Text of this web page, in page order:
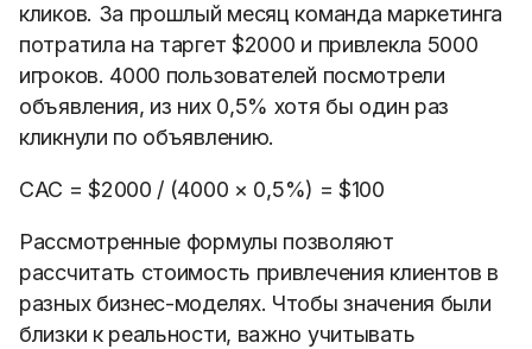
кликов. За прошлый месяц команда маркетинга
потратила на таргет $2000 и привлекла 5000
игроков. 4000 пользователей посмотрели
объявления, из них 0,5% хотя бы один раз
кликнули по объявлению.
САС = $2000 / (4000 × 0,5%) = $100
Рассмотренные формулы позволяют
рассчитать стоимость привлечения клиентов в
разных бизнес-моделях. Чтобы значения были
близки к реальности, важно учитывать